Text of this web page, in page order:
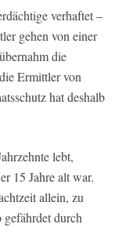
verhaftet –
gehen von einer
die
Ermittler von
hat deshalb
lebt,
15 Jahre alt war.
allein, zu
durch